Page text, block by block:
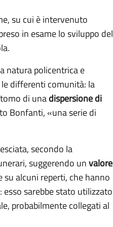
su cui è intervenuto
in esame lo sviluppo del
natura policentrica e
differenti comunità: la
di unadispersione di
Bonfanti, «una serie di
secondo la
suggerendo unvalore
alcuni reperti, che hanno
sarebbe stato utilizzato
probabilmente collegati al